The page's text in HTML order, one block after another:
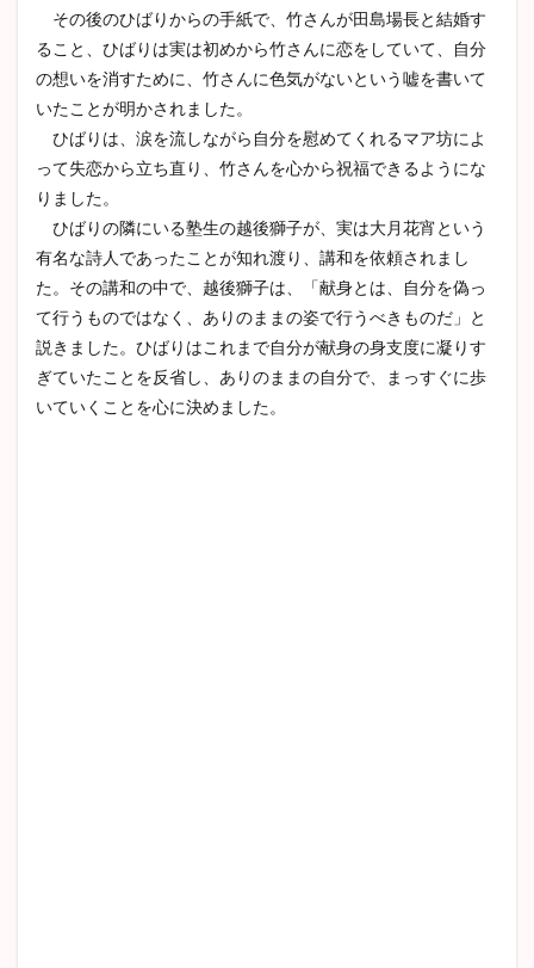
その後のひばりからの手紙で、竹さんが田島場長と結婚す
ること、ひばりは実は初めから竹さんに恋をしていて、自分
の想いを消すために、竹さんに色気がないという嘘を書いて
いたことが明かされました。
ひばりは、涙を流しながら自分を慰めてくれるマア坊によ
って失恋から立ち直り、竹さんを心から祝福できるようにな
りました。
ひばりの隣にいる塾生の越後獅子が、実は大月花宵という
有名な詩人であったことが知れ渡り、講和を依頼されまし
た。その講和の中で、越後獅子は、「献身とは、自分を偽っ
て行うものではなく、ありのままの姿で行うべきものだ」と
説きました。ひばりはこれまで自分が献身の身支度に凝りす
ぎていたことを反省し、ありのままの自分で、まっすぐに歩
いていくことを心に決めました。